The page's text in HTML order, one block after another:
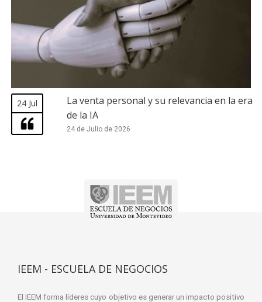
24 Jul
La venta personal y su relevancia en la era
de la IA
24 de Julio de 2026
IEEM - ESCUELA DE NEGOCIOS
El IEEM forma líderes cuyo objetivo es generar un impacto positivo